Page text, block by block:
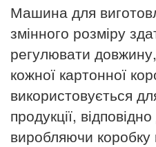
Машина для
змінного розміру
регулювати
кожної картонної
використовується
продукції,
виробляючи